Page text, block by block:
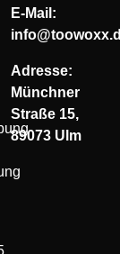
E-Mail:
Adresse:
Münchner
Straße 15,
89073 Ulm